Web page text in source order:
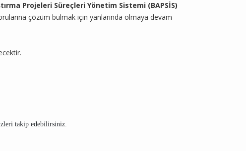
Projeleri Süreçleri Yönetim Sistemi (BAPSİS)
çözüm bulmak için yanlarında olmaya devam
takip edebilirsiniz.